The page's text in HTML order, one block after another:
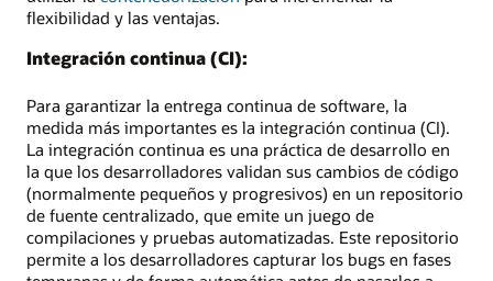
flexibilidad y las ventajas.
Integración continua (CI):
Para garantizar la entrega continua de software, la
medida más importantes es la integración continua (CI).
La integración continua es una práctica de desarrollo en
la que los desarrolladores validan sus cambios de código
(normalmente pequeños y progresivos) en un repositorio
de fuente centralizado, que emite un juego de
compilaciones y pruebas automatizadas. Este repositorio
permite a los desarrolladores capturar los bugs en fases